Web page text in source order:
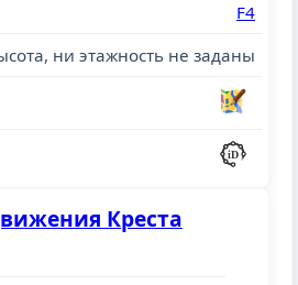
F4
ни этажность не заданы
Креста